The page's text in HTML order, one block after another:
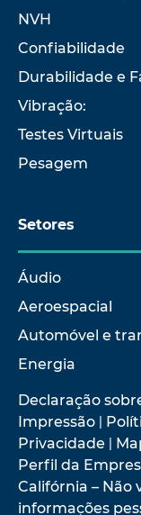
NVH
Confiabilidade
Durabilidade e
Vibração:
Testes Virtuais
Pesagem
Setores
Áudio
Aeroespacial
Automóvel e
Energia
Declaração
Impressão |
Privacidade |
Perfil da
Califórnia –
informações